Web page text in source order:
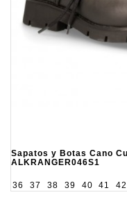
Sapatos y Botas Cano
ALKRANGER046S1
36 37 38 39 40 41 42